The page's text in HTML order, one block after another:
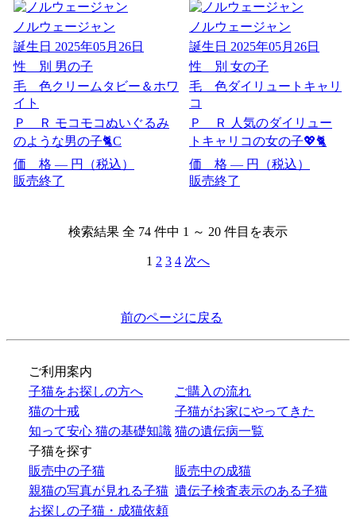
ノルウェージャン
誕生日 2025年05月26日
性 別 男の子
毛 色クリームタビー＆ホワ
イト
Ｐ Ｒ モコモコぬいぐるみ
のような男の子🐈C
価 格 ― 円（税込）
販売終了
ノルウェージャン
誕生日 2025年05月26日
性 別 女の子
毛 色ダイリュートキャリ
コ
Ｐ Ｒ
人気のダイリュー
トキャリコの女の子💖🐈
価 格 ― 円（税込）
販売終了
検索結果 全 74 件中 1 ～ 20 件目を表示
1 2 3 4 次へ
前のページに戻る
ご利用案内
子猫をお探しの方へ
ご購入の流れ
猫の十戒
子猫がお家にやってきた
知って安心 猫の基礎知識 猫の遺伝病一覧
子猫を探す
販売中の子猫
販売中の成猫
親猫の写真が見れる子猫 遺伝子検査表示のある子猫
お探しの子猫・成猫依頼